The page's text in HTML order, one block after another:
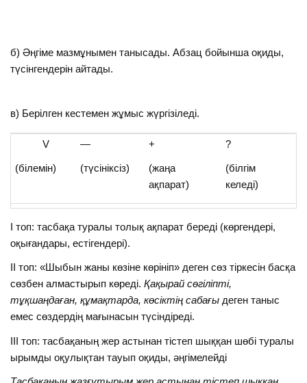
б) Әңгіме мазмұнымен танысады. Абзац бойынша оқиды,
түсінгендерін айтады.
в) Берілген кестемен жұмыс жүргізіледі.
V
(білемін)
—
(түсініксіз)
+
(жаңа
ақпарат)
?
(білгім
келеді)
I топ: тасбақа туралы толық ақпарат береді (көргендері,
оқығандары, естігендері).
II топ: «Шыбын жаны көзіне көрініп» деген сөз тіркесін басқа
сөзбен алмастырып көреді.Қақырай сөгіліпті,
тұқшаңдаған, құмақтарда, көсіктің сабағы деген таныс
емес сөздердің мағынасын түсіндіреді.
III топ: тасбақаның жер астынан тістеп шыққан шөбі туралы
ырымды оқулықтан тауып оқиды, әңгімелейді